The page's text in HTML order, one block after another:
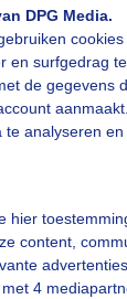
DPG Media.
en surfgedrag
de gegevens
analyseren
hier
content,
4
Wind
geduld aub...